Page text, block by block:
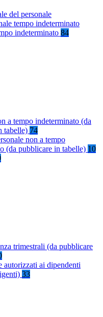
del personale
tempo indeterminato
indeterminato 84
a tempo indeterminato (da
tabelle) 74
non a tempo
(da pubblicare in tabelle) 10
trimestrali (da pubblicare
autorizzati ai dipendenti
33